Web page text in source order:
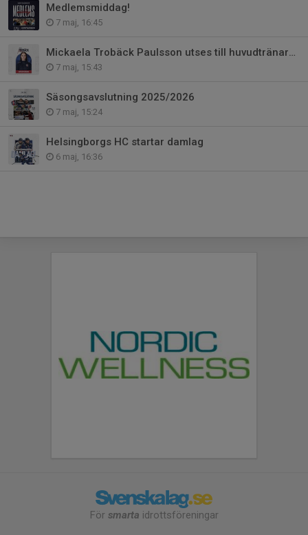
Medlemsmiddag!
7 maj, 16:45
Mickaela Trobäck Paulsson utses till huvudtränare för damlaget och damjunio
7 maj, 15:43
Säsongsavslutning 2025/2026
7 maj, 15:24
Helsingborgs HC startar damlag
6 maj, 16:36
För smarta idrottsföreningar